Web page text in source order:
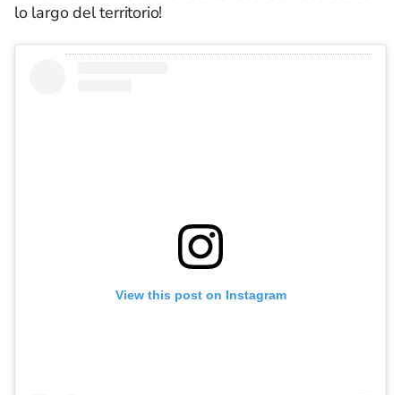
lo largo del territorio!
View this post on Instagram